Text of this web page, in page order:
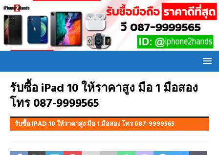
รับซื้อ iPad 10 ให้ราคาสูง มือ 1 มือสอง
โทร 087-9999565
รับซื้อ IPAD 10 ให้ราคาสูง มือ 1 มือสอง โทร 087-9999565